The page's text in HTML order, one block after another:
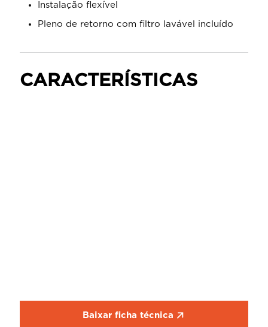
Instalação flexível
Pleno de retorno com filtro lavável incluído
CARACTERÍSTICAS
Baixar ficha técnica